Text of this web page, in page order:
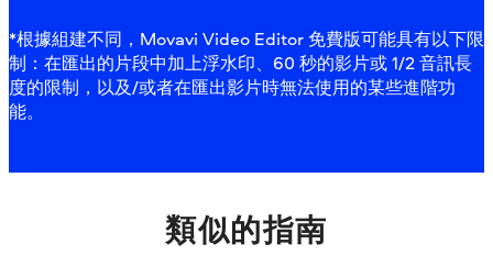
*根據組建不同，Movavi Video Editor 免費版可能具有以下限
制：在匯出的片段中加上浮水印、60 秒的影片或 1/2 音訊長
度的限制，以及/或者在匯出影片時無法使用的某些進階功
能。
類似的指南